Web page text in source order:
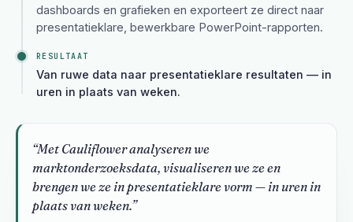
dashboards en grafieken en exporteert ze direct naar
presentatieklare, bewerkbare PowerPoint-rapporten.
RESULTAAT
Van ruwe data naar presentatieklare resultaten — in
uren in plaats van weken.
“Met Cauliflower analyseren we
marktonderzoeksdata, visualiseren we ze en
brengen we ze in presentatieklare vorm — in uren in
plaats van weken.”